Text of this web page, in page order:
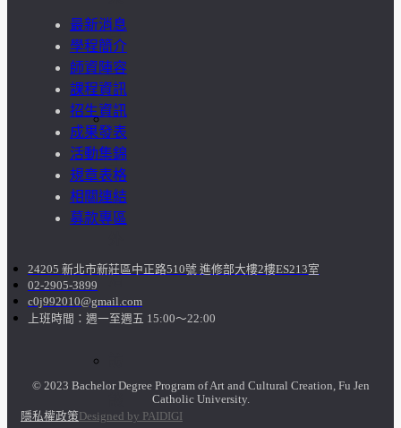
呈
現
學
生
課
活
動
最新消息
學程簡介
師資陣容
課程資訊
招生資訊
成果發表
活動集錦
規章表格
相關連結
募款專區
24205 新北市新莊區中正路510號 進修部大樓2樓ES213室
02-2905-3899
c0j992010@gmail.com
上班時間：週一至週五 15:00～22:00
© 2023 Bachelor Degree Program of Art and Cultural Creation, Fu Jen
Catholic University.
隱私權政策Designed by PAIDIGI